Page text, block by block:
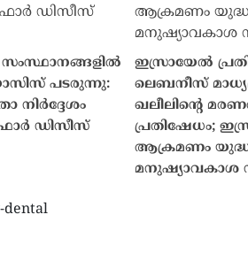
സംസ്ഥാനങ്ങളിൽ
പടരുന്നു:
നിർദ്ദേശം
ഡിസീസ്
ഇസ്രായേൽ
ലെബനീസ്
ഖലീലിന്റെ
പ്രതിഷേധം;
ആക്രമണം